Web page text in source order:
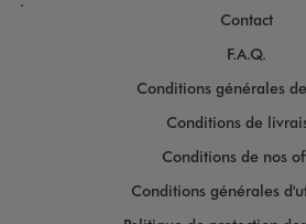
Contact
F.A.Q.
Conditions générales
Conditions de
Conditions de nos
Conditions générales